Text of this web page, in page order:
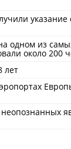
указание
одном из
около 200
лет